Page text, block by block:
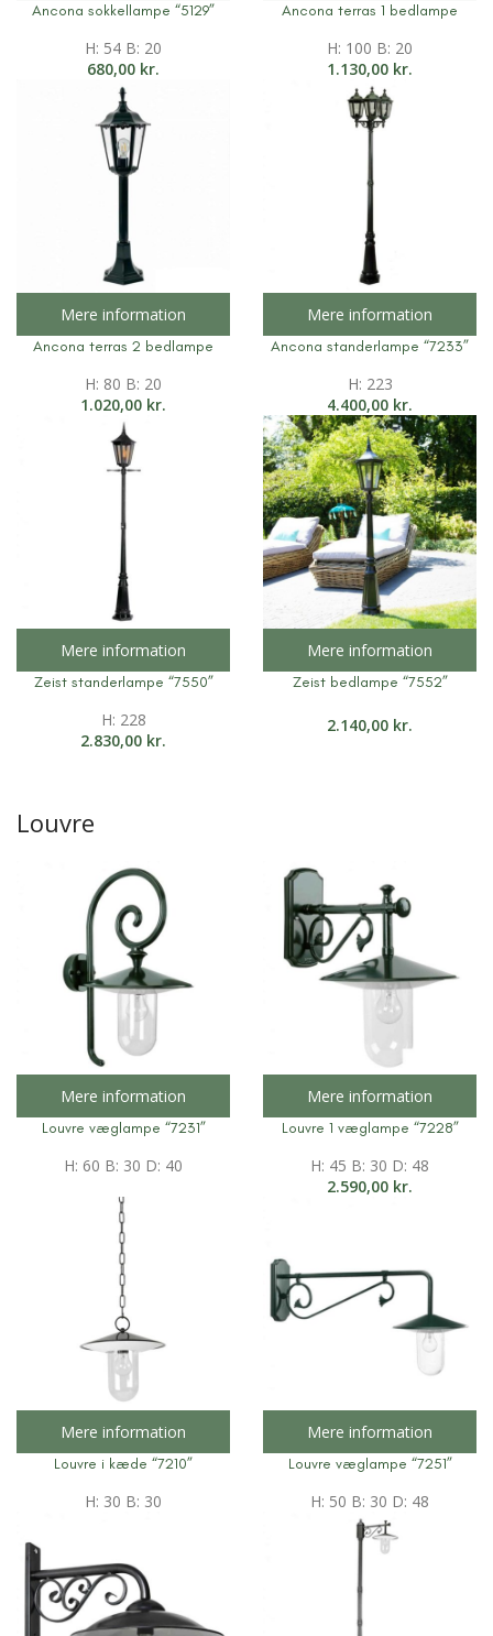
Ancona sokkellampe “5129”
H: 54 B: 20
680,00 kr.
Ancona terras 1 bedlampe
H: 100 B: 20
1.130,00 kr.
Mere information
Ancona terras 2 bedlampe
H: 80 B: 20
1.020,00 kr.
Mere information
Ancona standerlampe “7233”
H: 223
4.400,00 kr.
Mere information
Zeist standerlampe “7550”
H: 228
2.830,00 kr.
Mere information
Zeist bedlampe “7552”
2.140,00 kr.
Louvre
Mere information
Louvre væglampe “7231”
H: 60 B: 30 D: 40
Mere information
Louvre 1 væglampe “7228”
H: 45 B: 30 D: 48
2.590,00 kr.
Mere information
Louvre i kæde “7210”
H: 30 B: 30
Mere information
Louvre væglampe “7251”
H: 50 B: 30 D: 48